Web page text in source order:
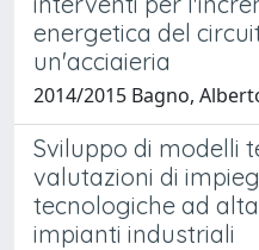
energetica del
un'acciaieria
2014/2015 Bagno,
Sviluppo di modelli
valutazioni di
tecnologiche ad
impianti industriali